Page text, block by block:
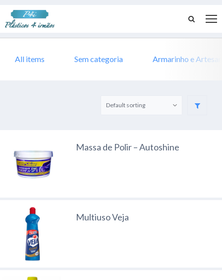
All items Sem categoria Armarinho e
Massa de Polir – Autoshine
Multiuso Veja